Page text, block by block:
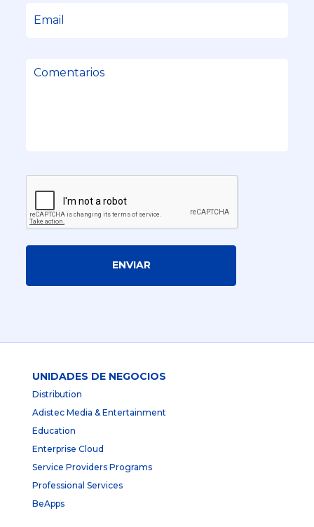
ENVIAR
UNIDADES DE NEGOCIOS
Distribution
Adistec Media & Entertainment
Education
Enterprise Cloud
Service Providers Programs
Professional Services
BeApps